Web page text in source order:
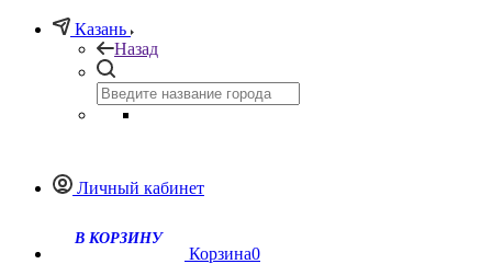
Казань
Назад
Личный кабинет
Корзина0